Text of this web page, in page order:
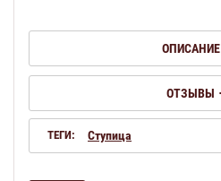
ОПИСАНИЕ
ОТЗЫВЫ
ТЕГИ: Ступица